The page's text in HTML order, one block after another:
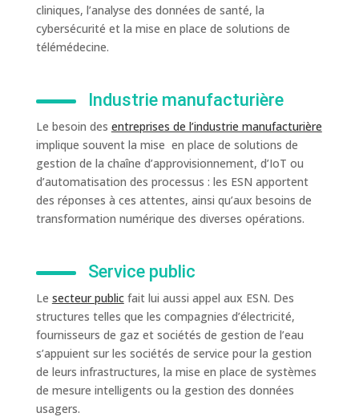
cliniques, l’analyse des données de santé, la
cybersécurité et la mise en place de solutions de
télémédecine.
Industrie manufacturière
Le besoin des entreprises de l’industrie manufacturière
implique souvent la mise en place de solutions de
gestion de la chaîne d’approvisionnement, d’IoT ou
d’automatisation des processus : les ESN apportent
des réponses à ces attentes, ainsi qu’aux besoins de
transformation numérique des diverses opérations.
Service public
Le secteur publicfait lui aussi appel aux ESN. Des
structures telles que les compagnies d’électricité,
fournisseurs de gaz et sociétés de gestion de l’eau
s’appuient sur les sociétés de service pour la gestion
de leurs infrastructures, la mise en place de systèmes
de mesure intelligents ou la gestion des données
usagers.